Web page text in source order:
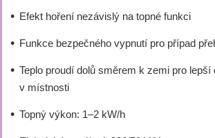
Efekt hoření nezávislý na topné funkci
Funkce bezpečného vypnutí pro případ
Teplo proudí dolů směrem k zemi pro
v místnosti
Topný výkon: 1–2 kW/h